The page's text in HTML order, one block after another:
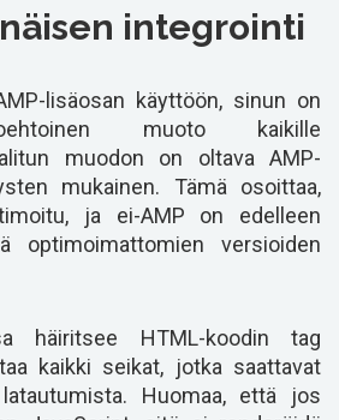
integrointi
lisäosan käyttöön, sinun on
muoto kaikille
muodon on oltava AMP-
mukainen. Tämä osoittaa,
ja ei-AMP on edelleen
optimoimattomien versioiden
häiritsee HTML-koodin tag
kaikki seikat, jotka saattavat
Huomaa, että jos